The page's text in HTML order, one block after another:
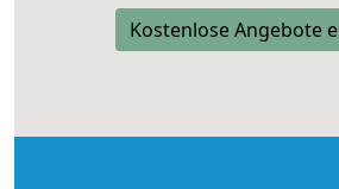
Kostenlose Angebote